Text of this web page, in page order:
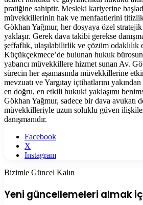
pratiğine sahiptir. Mesleki kariyerine
müvekkillerinin hak ve menfaatlerini
Gökhan Yağmur, her dosyaya özel stratejik
yaklaşır. Gerek dava takibi gerekse
şeffaflık, ulaşılabilirlik ve çözüm odaklılık
Küçükçekmece’de bulunan hukuk
yabancı müvekkillere hizmet sunan Av.
sürecin her aşamasında müvekkillerine
mevzuatı ve Yargıtay içtihatlarını
en doğru, en etkili hukuki yaklaşımı
Gökhan Yağmur, sadece bir dava avukatı
müvekkilleriyle uzun soluklu güven
danışmanıdır.
Facebook
X
Instagram
Bizimle Güncel Kalın
Yeni güncellemeleri almak